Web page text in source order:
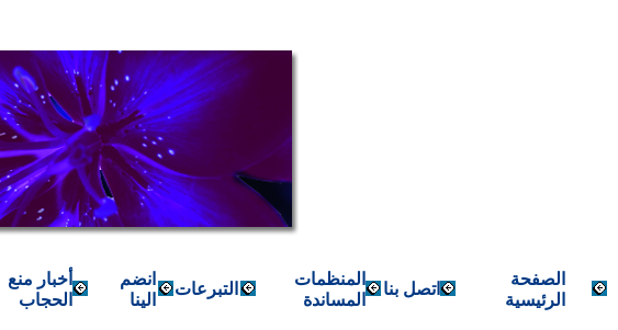
أخبار منع
الحجاب
انضم
الينا
التبرعات
المنظمات
المساندة
اتصل بنا
الصفحة
الرئيسية